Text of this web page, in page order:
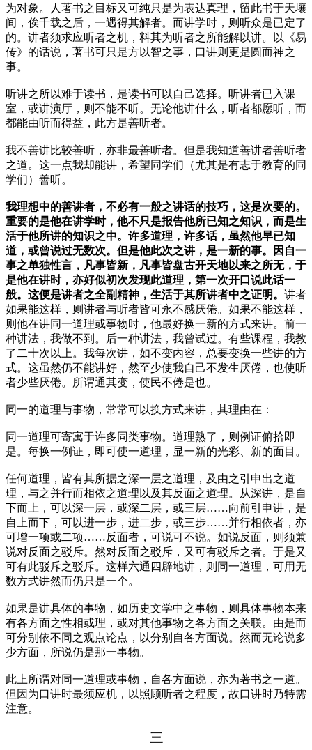
为对象。人著书之目标又可纯只是为表达真理，留此书于天壤
间，俟千载之后，一遇得其解者。而讲学时，则听众是已定了
的。讲者须求应听者之机，料其为听者之所能解以讲。以《易
传》的话说，著书可只是方以智之事，口讲则更是圆而神之
事。
听讲之所以难于读书，是读书可以自己选择。听讲者已入课
室，或讲演厅，则不能不听。无论他讲什么，听者都愿听，而
都能由听而得益，此方是善听者。
我不善讲比较善听，亦非最善听者。但是我知道善讲者善听者
之道。这一点我却能讲，希望同学们（尤其是有志于教育的同
学们）善听。
我理想中的善讲者，不必有一般之讲话的技巧，这是次要的。
重要的是他在讲学时，他不只是报告他所已知之知识，而是生
活于他所讲的知识之中。许多道理，许多话，虽然他早已知
道，或曾说过无数次。但是他此次之讲，是一新的事。因自一
事之单独性言，凡事皆新，凡事皆盘古开天地以来之所无，于
是他在讲时，亦好似初次发现此道理，第一次开口说此话一
般。这便是讲者之全副精神，生活于其所讲者中之证明。 讲者
如果能这样，则讲者与听者皆可永不感厌倦。如果不能这样，
则他在讲同一道理或事物时，他最好换一新的方式来讲。前一
种讲法，我做不到。后一种讲法，我曾试过。有些课程，我教
了二十次以上。我每次讲，如不变内容，总要变换一些讲的方
式。这虽然仍不能讲好，然至少使我自己不发生厌倦，也使听
者少些厌倦。所谓通其变，使民不倦是也。
同一的道理与事物，常常可以换方式来讲，其理由在：
同一道理可寄寓于许多同类事物。道理熟了，则例证俯拾即
是。每换一例证，即可使一道理，显一新的光彩、新的面目。
任何道理，皆有其所据之深一层之道理，及由之引申出之道
理，与之并行而相依之道理以及其反面之道理。从深讲，是自
下而上，可以深一层，或深二层，或三层……向前引申讲，是
自上而下，可以进一步，进二步，或三步……并行相依者，亦
可增一项或二项……反面者，可说可不说。如说反面，则须兼
说对反面之驳斥。然对反面之驳斥，又可有驳斥之者。于是又
可有此驳斥之驳斥。这样六通四辟地讲，则同一道理，可用无
数方式讲然而仍只是一个。
如果是讲具体的事物，如历史文学中之事物，则具体事物本来
有各方面之性相或理，或对其他事物之各方面之关联。由是而
可分别依不同之观点论点，以分别自各方面说。然而无论说多
少方面，所说仍是那一事物。
此上所谓对同一道理或事物，自各方面说，亦为著书之一道。
但因为口讲时最须应机，以照顾听者之程度，故口讲时乃特需
注意。
三